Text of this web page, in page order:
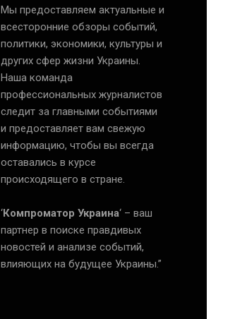
Мы предоставляем актуальные и
всесторонние обзоры событий,
политики, экономики, культуры и
других сфер жизни Украины.
Наша команда
профессиональных журналистов
следит за главными событиями
и предоставляет вам свежую
информацию, чтобы вы всегда
оставались в курсе
происходящего в стране.
‘Компроматор Украина‘ – ваш
партнер в поиске правдивых
новостей и анализе событий,
влияющих на будущее Украины.”